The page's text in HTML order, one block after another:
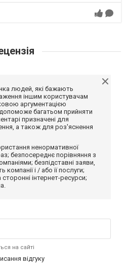
людей, які бажають
іншим користувачам
аргументацією
багатьом прийняти
призначені для
а також для роз'яснення
ненормативної
безпосереднє порівняння з
безпідставні заяви,
і / або її послуги;
інтернет-ресурси;
на сайті
відгуку